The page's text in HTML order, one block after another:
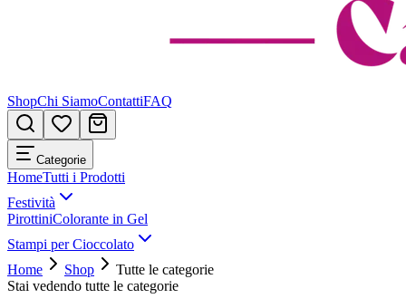
ShopChi SiamoContattiFAQ
Categorie
HomeTutti i Prodotti
Festività
PirottiniColorante in Gel
Stampi per Cioccolato
Home
Shop
Tutte le categorie
Stai vedendo tutte le categorie